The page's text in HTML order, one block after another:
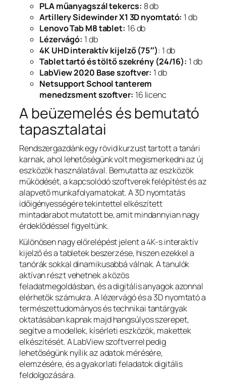
PLA műanyagszál tekercs: 8 db
Artillery Sidewinder X1 3D nyomtató: 1 db
Lenovo Tab M8 tablet: 16 db
Lézervágó: 1 db
4K UHD interaktív kijelző (75″): 1 db
Tablet tartó és töltő szekrény (24/16): 1 db
LabView 2020 Base szoftver: 1 db
Netsupport School tanterem
menedzsment szoftver: 16 licenc
A beüzemelés és bemutató
tapasztalatai
Rendszergazdánk egy rövid kurzust tartott a tanári
karnak, ahol lehetőségünk volt megismerkedni az új
eszközök használatával. Bemutatta az eszközök
működését, a kapcsolódó szoftverek felépítést és az
alapvető munkafolyamatokat. A 3D nyomtatás
időigényességére tekintettel elkészített
mintadarabot mutatott be, amit mindannyian nagy
érdeklődéssel figyeltünk.
Különösen nagy előrelépést jelent a 4K-s interaktív
kijelző és a tabletek beszerzése, hiszen ezekkel a
tanórák sokkal dinamikusabbá válnak. A tanulók
aktívan részt vehetnek a közös
feladatmegoldásban, és a digitális anyagok azonnal
elérhetők számukra. A lézervágó és a 3D nyomtató a
természettudományos és technikai tantárgyak
oktatásában kapnak majd hangsúlyos szerepet,
segítve a modellek, kísérleti eszközök, makettek
elkészítését. A LabView szoftverrel pedig
lehetőségünk nyílik az adatok mérésére,
elemzésére, és a gyakorlati feladatok digitális
feldolgozására.